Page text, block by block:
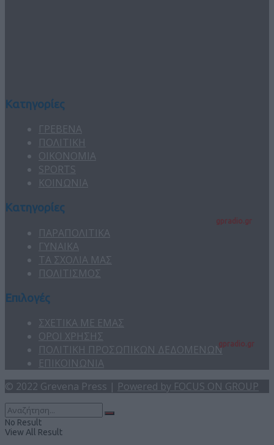
gpradio.gr
Κατηγορίες
ΓΡΕΒΕΝΑ
ΠΟΛΙΤΙΚΗ
ΟΙΚΟΝΟΜΙΑ
SPORTS
ΚΟΙΝΩΝΙΑ
Κατηγορίες
ΠΑΡΑΠΟΛΙΤΙΚΑ
ΓΥΝΑΙΚΑ
ΤΑ ΣΧΟΛΙΑ ΜΑΣ
ΠΟΛΙΤΙΣΜΟΣ
Επιλογές
ΣΧΕΤΙΚΑ ΜΕ ΕΜΑΣ
ΟΡΟΙ ΧΡΗΣΗΣ
ΠΟΛΙΤΙΚΗ ΠΡΟΣΩΠΙΚΩΝ ΔΕΔΟΜΕΝΩΝ
ΕΠΙΚΟΙΝΩΝΙΑ
© 2022 Grevena Press | Powered by FOCUS ON GROUP
No Result
View All Result
gpradio.gr